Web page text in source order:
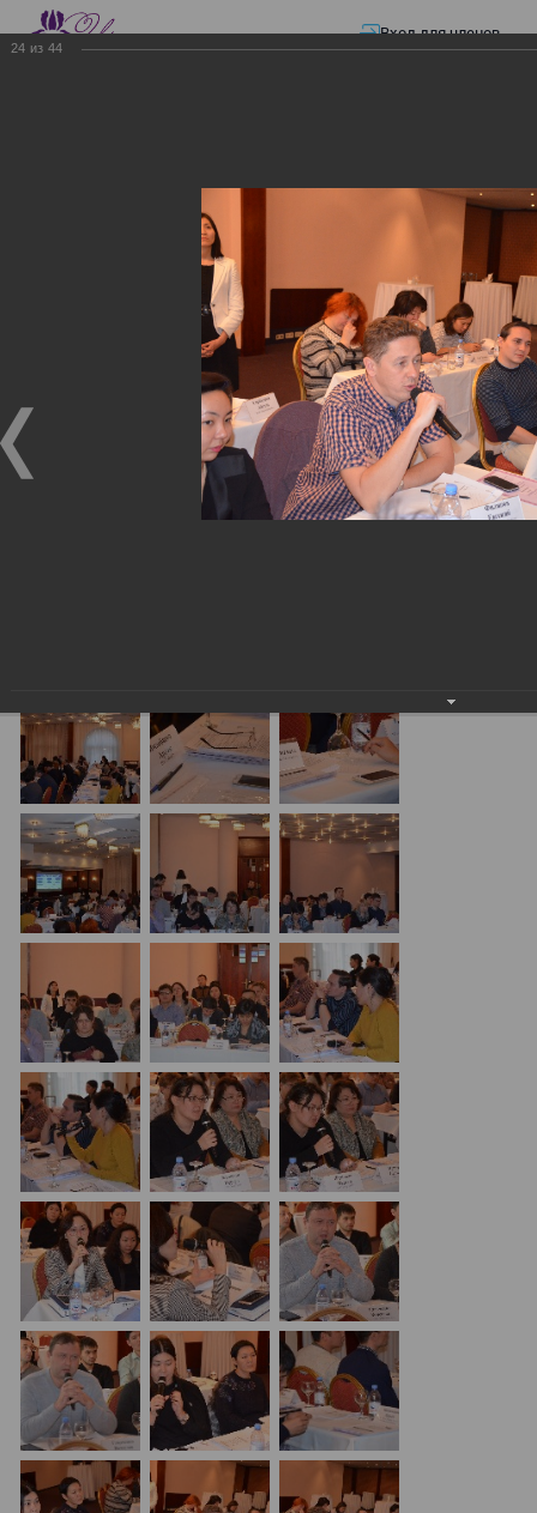
Вход для членов
Презентации
ЭЛЕКТРОННЫЕ СЧЕТА-ФАКТУРЫ.
ЭЛЕКТРОННЫЕ СЧЕТА-
ФАКТУРЫ. ВИРТУАЛЬНЫЙ
ЭЛЕКТРОННЫЕ СЧЕТА-ФАКТУРЫ. ВИРТУАЛЬНЫЙ
СКЛАД.
Семинар с КГД и разработчиками
24 из 44